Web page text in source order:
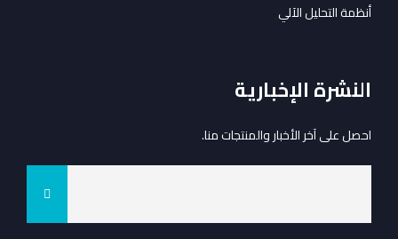
أنظمة التحليل الآلي
النشرة الإخبارية
احصل على آخر الأخبار والمنتجات منا.